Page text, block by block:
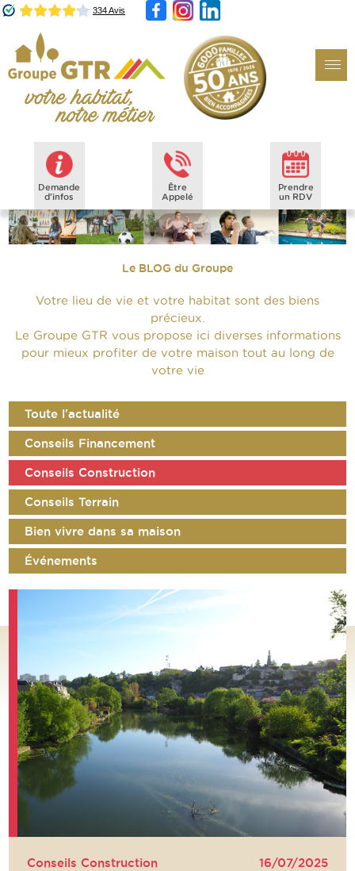
Demande
d'infos
Être
Appelé
Prendre
un RDV
Le BLOG du Groupe
Votre lieu de vie et votre habitat sont des biens
précieux.
Le Groupe GTR vous propose ici diverses informations
pour mieux profiter de votre maison tout au long de
votre vie
Toute l'actualité
Conseils Financement
Conseils Construction
Conseils Terrain
Bien vivre dans sa maison
Événements
Conseils Construction 16/07/2025